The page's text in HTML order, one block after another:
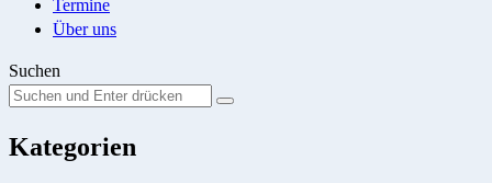
Termine
Über uns
Suchen
Suchen
nach:
Suche
Kategorien